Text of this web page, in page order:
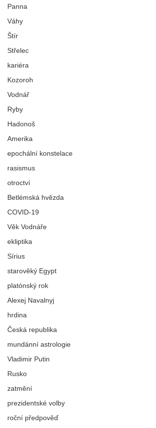
Panna
Váhy
Štír
Střelec
kariéra
Kozoroh
Vodnář
Ryby
Hadonoš
Amerika
epochální konstelace
rasismus
otroctví
Betlémská hvězda
COVID-19
Věk Vodnáře
ekliptika
Sírius
starověký Egypt
platónský rok
Alexej Navalnyj
hrdina
Česká republika
mundánní astrologie
Vladimir Putin
Rusko
zatmění
prezidentské volby
roční předpověď
ARCHITEKTI REALITY A